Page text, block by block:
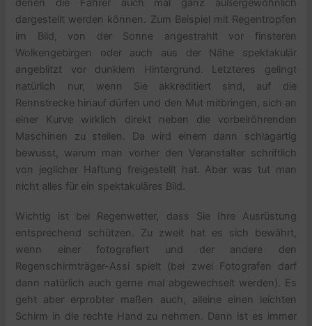
denen die Fahrer auch mal ganz außergewöhnlich
dargestellt werden können. Zum Beispiel mit Regentropfen
im Bild, von der Sonne angestrahlt vor finsteren
Wolkengebirgen oder auch aus der Nähe spektakulär
angeblitzt vor dunklem Hintergrund. Letzteres gelingt
natürlich nur, wenn Sie akkreditiert sind, auf die
Rennstrecke hinauf dürfen und den Mut mitbringen, sich an
einer Kurve wirklich direkt neben die vorbeiröhrenden
Maschinen zu stellen. Da wird einem dann schlagartig
bewusst, warum man vorher den Veranstalter schriftlich
von jeglicher Haftung freigestellt hat. Aber was tut man
nicht alles für ein spektakuläres Bild.
Wichtig ist bei Regenwetter, dass Sie Ihre Ausrüstung
entsprechend schützen. Zu zweit hat es sich bewährt,
wenn einer fotografiert und der andere den
Regenschirmträger-Assi spielt (bei zwei Fotografen darf
dann natürlich auch gerne mal abgewechselt werden). Es
geht aber erprobter maßen auch, alleine einen leichten
Schirm in die rechte Hand zu nehmen. Dann ist es immer